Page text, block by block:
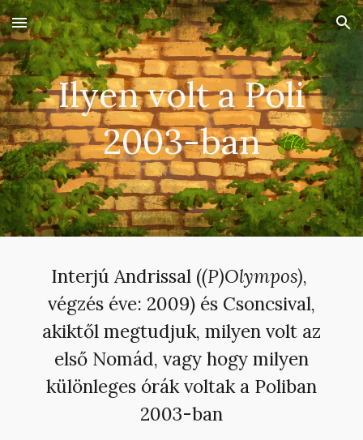
Skip to main content Skip to navigation
Ilyen volt a Poli
2003-ban
Interjú Andrissal ((P)Olympos),
végzés éve: 2009) és Csoncsival,
akiktől megtudjuk, milyen volt az
első Nomád, vagy hogy milyen
különleges órák voltak a Poliban
2003-ban